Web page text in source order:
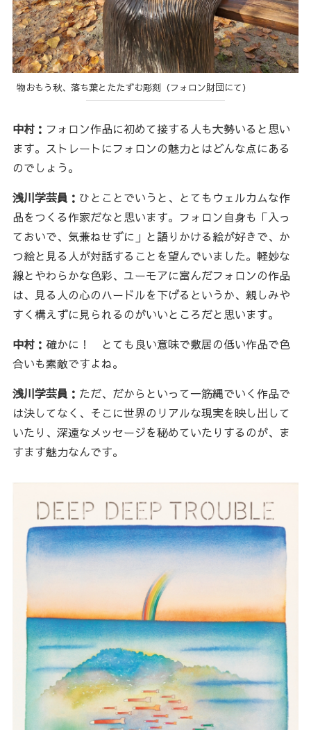
物おもう秋、落ち葉とたたずむ彫刻（フォロン財団にて）
中村： フォロン作品に初めて接する人も大勢いると思い
ます。ストレートにフォロンの魅力とはどんな点にある
のでしょう。
浅川学芸員： ひとことでいうと、とてもウェルカムな作
品をつくる作家だなと思います。フォロン自身も「入っ
ておいで、気兼ねせずに」と語りかける絵が好きで、か
つ絵と見る人が対話することを望んでいました。軽妙な
線とやわらかな色彩、ユーモアに富んだフォロンの作品
は、見る人の心のハードルを下げるというか、親しみや
すく構えずに見られるのがいいところだと思います。
中村： 確かに！ とても良い意味で敷居の低い作品で色
合いも素敵ですよね。
浅川学芸員： ただ、だからといって一筋縄でいく作品で
は決してなく、そこに世界のリアルな現実を映し出して
いたり、深遠なメッセージを秘めていたりするのが、ま
すます魅力なんです。